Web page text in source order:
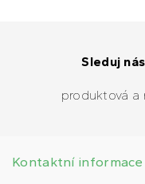
Sleduj
produktová a
Kontaktní informace